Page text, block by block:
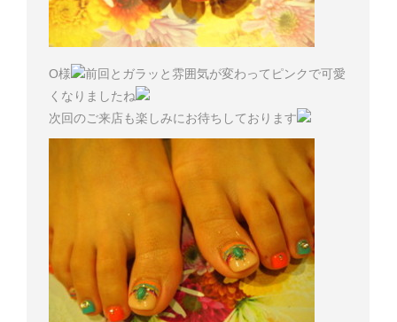
O様
前回とガラッと雰囲気が変わってピンクで可愛
くなりましたね
次回のご来店も楽しみにお待ちしております